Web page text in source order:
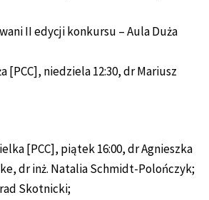
II edycji konkursu – Aula Duża
[PCC], niedziela 12:30, dr Mariusz
[PCC], piątek 16:00, dr Agnieszka
dr inż. Natalia Schmidt-Polończyk;
Skotnicki;